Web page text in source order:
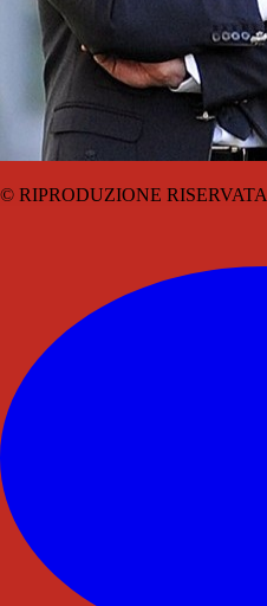
© RIPRODUZIONE RISERVATA